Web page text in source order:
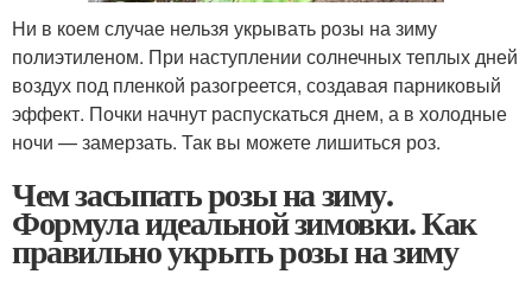
Ни в коем случае нельзя укрывать розы на зиму
полиэтиленом. При наступлении солнечных теплых дней
воздух под пленкой разогреется, создавая парниковый
эффект. Почки начнут распускаться днем, а в холодные
ночи — замерзать. Так вы можете лишиться роз.
Чем засыпать розы на зиму.
Формула идеальной зимовки. Как
правильно укрыть розы на зиму